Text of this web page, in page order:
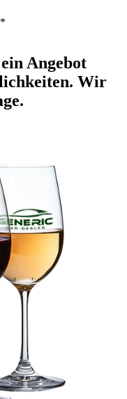
Angebot
Wir